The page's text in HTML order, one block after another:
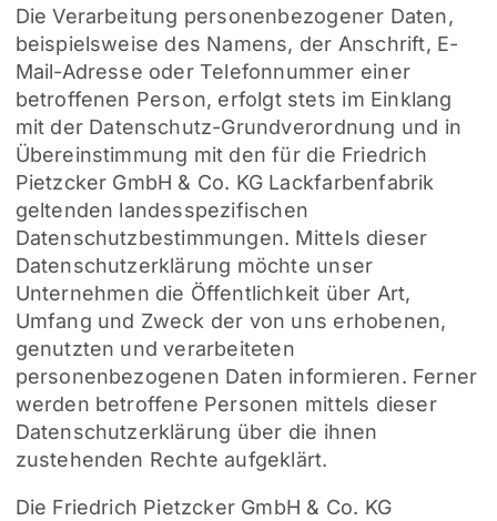
Die Verarbeitung personenbezogener Daten,
beispielsweise des Namens, der Anschrift, E-
Mail-Adresse oder Telefonnummer einer
betroffenen Person, erfolgt stets im Einklang
mit der Datenschutz-Grundverordnung und in
Übereinstimmung mit den für die Friedrich
Pietzcker GmbH & Co. KG Lackfarbenfabrik
geltenden landesspezifischen
Datenschutzbestimmungen. Mittels dieser
Datenschutzerklärung möchte unser
Unternehmen die Öffentlichkeit über Art,
Umfang und Zweck der von uns erhobenen,
genutzten und verarbeiteten
personenbezogenen Daten informieren. Ferner
werden betroffene Personen mittels dieser
Datenschutzerklärung über die ihnen
zustehenden Rechte aufgeklärt.
Die Friedrich Pietzcker GmbH & Co. KG